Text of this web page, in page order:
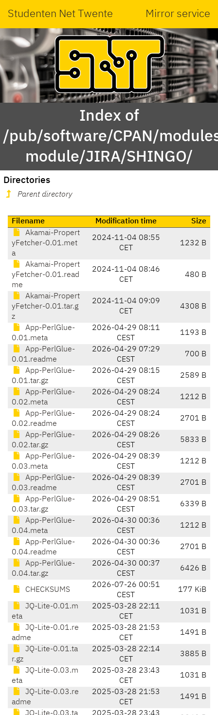
Studenten Net Twente Mirror service
Index of
/pub/software/CPAN/
module/JIRA/SHINGO/
Directories
Parent directory
Filename Modification time
Size
Akamai-Propert
yFetcher-0.01.met
a
2024-11-04 08:55
CET
1232 B
Akamai-Propert
yFetcher-0.01.read
me
2024-11-04 08:46
CET
480 B
Akamai-Propert
yFetcher-0.01.tar.g
z
2024-11-04 09:09
CET
4308 B
App-PerlGlue-
0.01.meta
2026-04-29 08:11
CEST
1193 B
App-PerlGlue-
0.01.readme
2026-04-29 07:29
CEST
700 B
App-PerlGlue-
0.01.tar.gz
2026-04-29 08:15
CEST
2589 B
App-PerlGlue-
0.02.meta
2026-04-29 08:24
CEST
1212 B
App-PerlGlue-
0.02.readme
2026-04-29 08:24
CEST
2701 B
App-PerlGlue-
0.02.tar.gz
2026-04-29 08:26
CEST
5833 B
App-PerlGlue-
0.03.meta
2026-04-29 08:39
CEST
1212 B
App-PerlGlue-
0.03.readme
2026-04-29 08:39
CEST
2701 B
App-PerlGlue-
0.03.tar.gz
2026-04-29 08:51
CEST
6339 B
App-PerlGlue-
0.04.meta
2026-04-30 00:36
CEST
1212 B
App-PerlGlue-
0.04.readme
2026-04-30 00:36
CEST
2701 B
App-PerlGlue-
0.04.tar.gz
2026-04-30 00:37
CEST
6426 B
CHECKSUMS
2026-07-26 00:51
CEST
177 KiB
JQ-Lite-0.01.m
eta
2025-03-28 22:11
CET
1031 B
JQ-Lite-0.01.re
adme
2025-03-28 21:53
CET
1491 B
JQ-Lite-0.01.ta
r.gz
2025-03-28 22:14
CET
3885 B
JQ-Lite-0.03.m
eta
2025-03-28 23:43
CET
1031 B
JQ-Lite-0.03.re
adme
2025-03-28 21:53
CET
1491 B